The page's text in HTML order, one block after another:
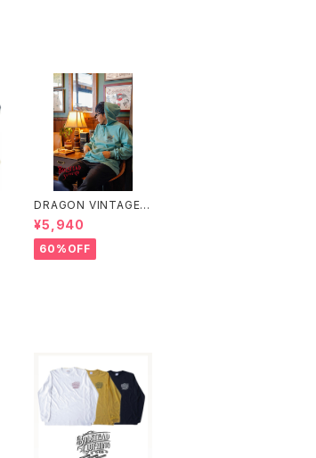
DRAGON VINTAGE
HOODIE (MINT)
¥5,940
60%OFF